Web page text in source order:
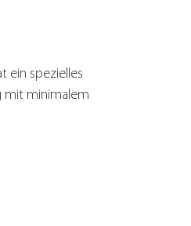
ein spezielles
mit minimalem